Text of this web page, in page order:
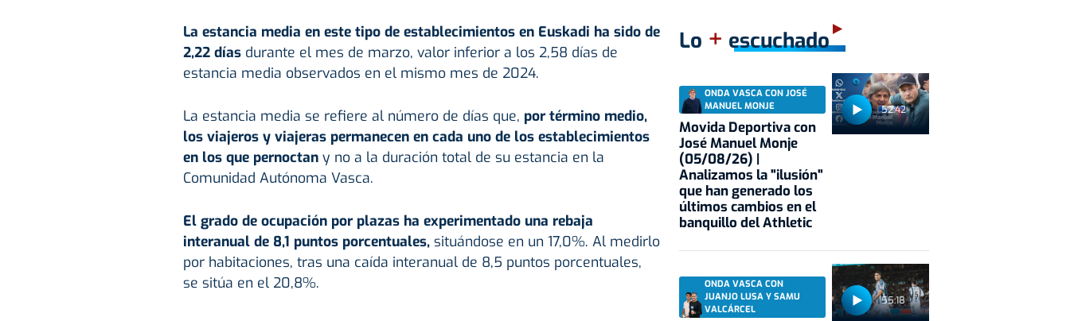
La estancia media en este tipo de establecimientos en Euskadi ha sido de
2,22 díasdurante el mes de marzo, valor inferior a los 2,58 días de
estancia media observados en el mismo mes de 2024.
La estancia media se refiere al número de días que, por término medio,
los viajeros y viajeras permanecen en cada uno de los establecimientos
en los que pernoctany no a la duración total de su estancia en la
Comunidad Autónoma Vasca.
El grado de ocupación por plazas ha experimentado una rebaja
interanual de 8,1 puntos porcentuales, situándose en un 17,0%. Al medirlo
por habitaciones, tras una caída interanual de 8,5 puntos porcentuales,
se sitúa en el 20,8%.
Lo + escuchado
52:42
ONDA VASCA CON JOSÉ
MANUEL MONJE
Movida Deportiva con
José Manuel Monje
(05/08/26) |
Analizamos la "ilusión"
que han generado los
últimos cambios en el
banquillo del Athletic
55:18
ONDA VASCA CON
JUANJO LUSA Y SAMU
VALCÁRCEL